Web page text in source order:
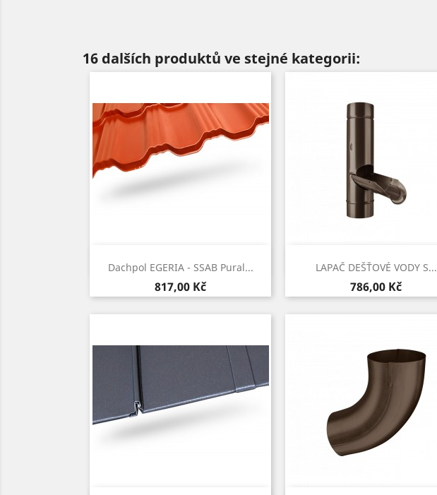
16 dalších produktů ve stejné kategorii:
Dachpol EGERIA - SSAB Pural...
Cena
817,00 Kč
Rychlý náhled LAPAČ DEŠŤOVÉ VODY S...
Cena
786,00 Kč
 Rychlý náhled